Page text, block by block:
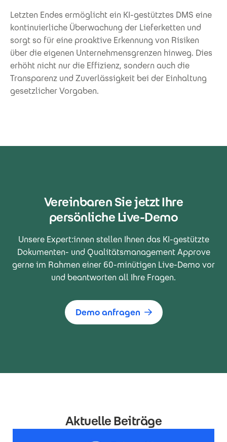
Letzten Endes ermöglicht ein KI-gestütztes DMS eine
kontinuierliche Überwachung der Lieferketten und
sorgt so für eine proaktive Erkennung von Risiken
über die eigenen Unternehmensgrenzen hinweg. Dies
erhöht nicht nur die Effizienz, sondern auch die
Transparenz und Zuverlässigkeit bei der Einhaltung
gesetzlicher Vorgaben.
Vereinbaren Sie jetzt Ihre
persönliche Live-Demo
Unsere Expert:innen stellen Ihnen das KI-gestützte
Dokumenten- und Qualitätsmanagement Approve
gerne im Rahmen einer 60-minütigen Live-Demo vor
und beantworten all Ihre Fragen.
Demo anfragen
Aktuelle Beiträge